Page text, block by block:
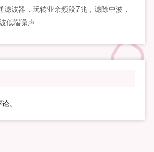
滤波器，玩转业余频段7兆，滤除中波，
低端噪声
。